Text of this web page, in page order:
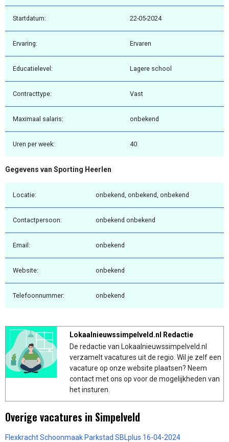
Startdatum: 22-05-2024
Ervaring: Ervaren
Educatielevel: Lagere school
Contracttype: Vast
Maximaal salaris: onbekend
Uren per week: 40
Gegevens van Sporting Heerlen
Locatie: onbekend, onbekend, onbekend
Contactpersoon: onbekend onbekend
Email: onbekend
Website: onbekend
Telefoonnummer: onbekend
Lokaalnieuwssimpelveld.nl Redactie
De redactie van Lokaalnieuwssimpelveld.nl
verzamelt vacatures uit de regio. Wil je zelf een
vacature op onze website plaatsen? Neem
contact met ons op voor de mogelijkheden van
het insturen.
Overige vacatures in Simpelveld
Flexkracht Schoonmaak Parkstad SBLplus 16-04-2024